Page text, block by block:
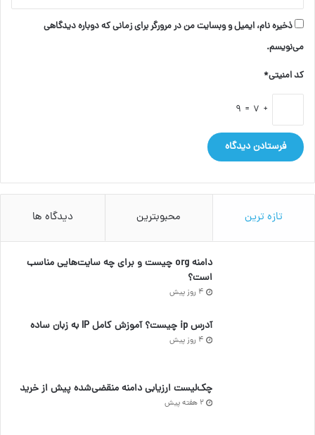
ذخیره نام، ایمیل و وبسایت من در مرورگر برای زمانی که دوباره دیدگاهی
می‌نویسم.
کد امنیتی*
+ 7 = 9
تازه ترین محبوبترین دیدگاه ها
دامنه org چیست و برای چه سایت‌هایی مناسب
است؟
4 روز پیش
آدرس ip چیست؟ آموزش کامل IP به زبان ساده
4 روز پیش
چک‌لیست ارزیابی دامنه منقضی‌شده پیش از خرید
2 هفته پیش